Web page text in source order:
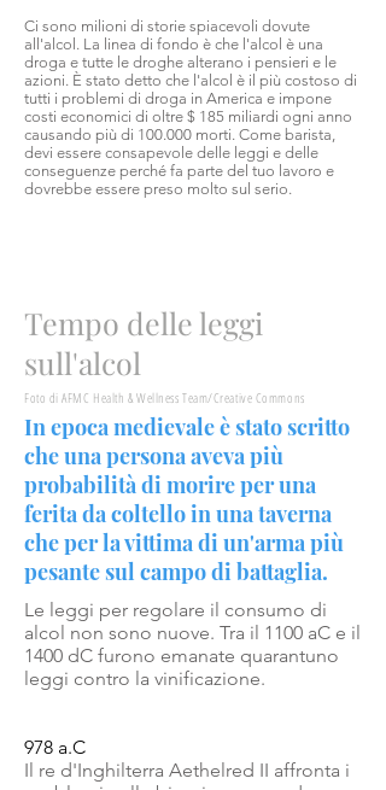
Ci sono milioni di storie spiacevoli dovute
all'alcol. La linea di fondo è che l'alcol è una
droga e tutte le droghe alterano i pensieri e le
azioni. È stato detto che l'alcol è il più costoso di
tutti i problemi di droga in America e impone
costi economici di oltre $ 185 miliardi ogni anno
causando più di 100.000 morti. Come barista,
devi essere consapevole delle leggi e delle
conseguenze perché fa parte del tuo lavoro e
dovrebbe essere preso molto sul serio.
Tempo delle leggi
sull'alcol
Foto di AFMC Health & Wellness Team/Creative Commons
In epoca medievale è stato scritto
che una persona aveva più
probabilità di morire per una
ferita da coltello in una taverna
che per la vittima di un'arma più
pesante sul campo di battaglia.
Le leggi per regolare il consumo di
alcol non sono nuove. Tra il 1100 aC e il
1400 dC furono emanate quarantuno
leggi contro la vinificazione.
978 a.C
Il re d'Inghilterra Aethelred II affronta i